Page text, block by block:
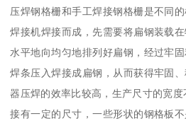
压焊钢格栅和手工焊接钢格栅是不同
焊接机焊接而成，先需要将扁钢装载
水平地向均匀地排列好扁钢，经过牢
焊条压入焊接成扁钢，从而获得牢固
器压焊的效率比较高，生产尺寸的宽
接有一定的尺寸，一些形状的钢格板